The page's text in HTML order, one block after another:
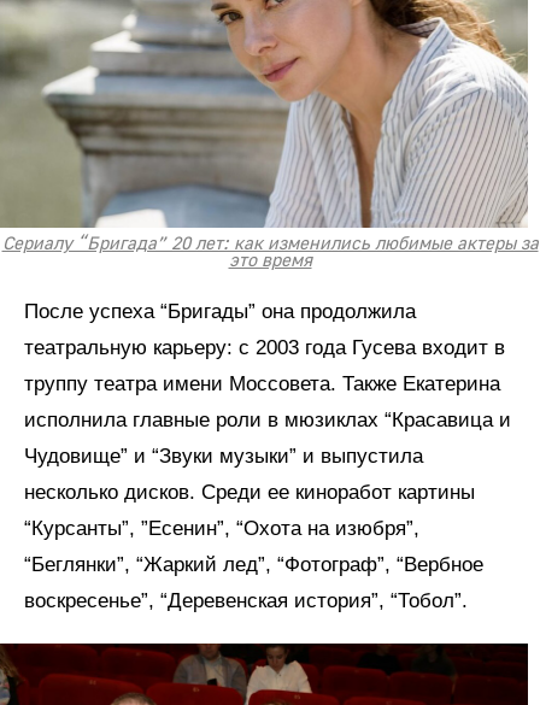
Сериалу “Бригада” 20 лет: как изменились любимые актеры за
это время
После успеха “Бригады” она продолжила
театральную карьеру: с 2003 года Гусева входит в
труппу театра имени Моссовета. Также Екатерина
исполнила главные роли в мюзиклах “Красавица и
Чудовище” и “Звуки музыки” и выпустила
несколько дисков. Среди ее киноработ картины
“Курсанты”, ”Есенин”, “Охота на изюбря”,
“Беглянки”, “Жаркий лед”, “Фотограф”, “Вербное
воскресенье”, “Деревенская история”, “Тобол”.